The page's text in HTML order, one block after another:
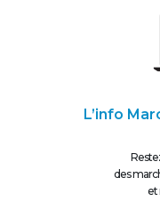
L’info
des
et